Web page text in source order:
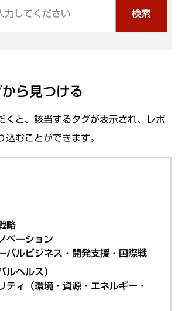
検索
ら見つける
くと、該当するタグが表示され、レポ
むことができます。
略
ベーション
バルビジネス・開発支援・国際戦
ルヘルス）
ティ（環境・資源・エネルギー・